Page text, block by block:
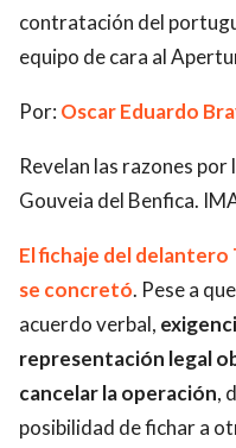
contratación del
equipo de cara al
Por: Oscar Eduardo
Revelan las razones
Gouveia del Benfica.
El fichaje del delantero
se concretó. Pese a
acuerdo verbal,
representación legal
cancelar la operación,
posibilidad de fichar a